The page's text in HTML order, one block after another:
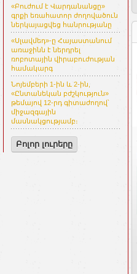
«Բուժում է Վարդանանցը»
գրքի եռահատոր ժողովածուն
ներկայացվեց հանրությանը
«Սլավմեդ»-ը Հայաստանում
առաջինն է ներդրել
ռոբոտային վիրաբուժության
համակարգ
Նոյեմբերի 1-ին և 2-ին,
«Ընտանեկան բժշկություն»
թեմայով 12-րդ գիտաժողով՝
միջազգային
մասնակցությամբ։
Բոլոր լուրերը